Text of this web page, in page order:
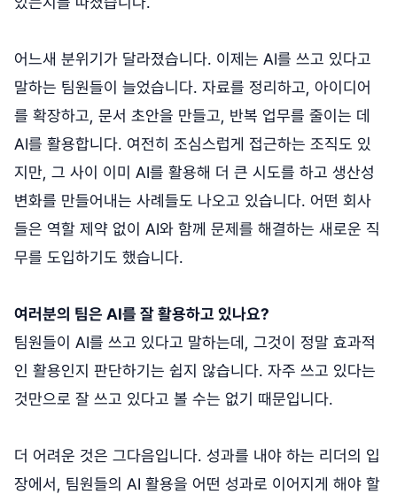
어느새 분위기가 달라졌습니다. 이제는 AI를 쓰고 있다고
말하는 팀원들이 늘었습니다. 자료를 정리하고, 아이디어
를 확장하고, 문서 초안을 만들고, 반복 업무를 줄이는 데
AI를 활용합니다. 여전히 조심스럽게 접근하는 조직도 있
지만, 그 사이 이미 AI를 활용해 더 큰 시도를 하고 생산성
변화를 만들어내는 사례들도 나오고 있습니다. 어떤 회사
들은 역할 제약 없이 AI와 함께 문제를 해결하는 새로운 직
무를 도입하기도 했습니다.
여러분의 팀은 AI를 잘 활용하고 있나요?
팀원들이 AI를 쓰고 있다고 말하는데, 그것이 정말 효과적
인 활용인지 판단하기는 쉽지 않습니다. 자주 쓰고 있다는
것만으로 잘 쓰고 있다고 볼 수는 없기 때문입니다.
더 어려운 것은 그다음입니다. 성과를 내야 하는 리더의 입
장에서, 팀원들의 AI 활용을 어떤 성과로 이어지게 해야 할